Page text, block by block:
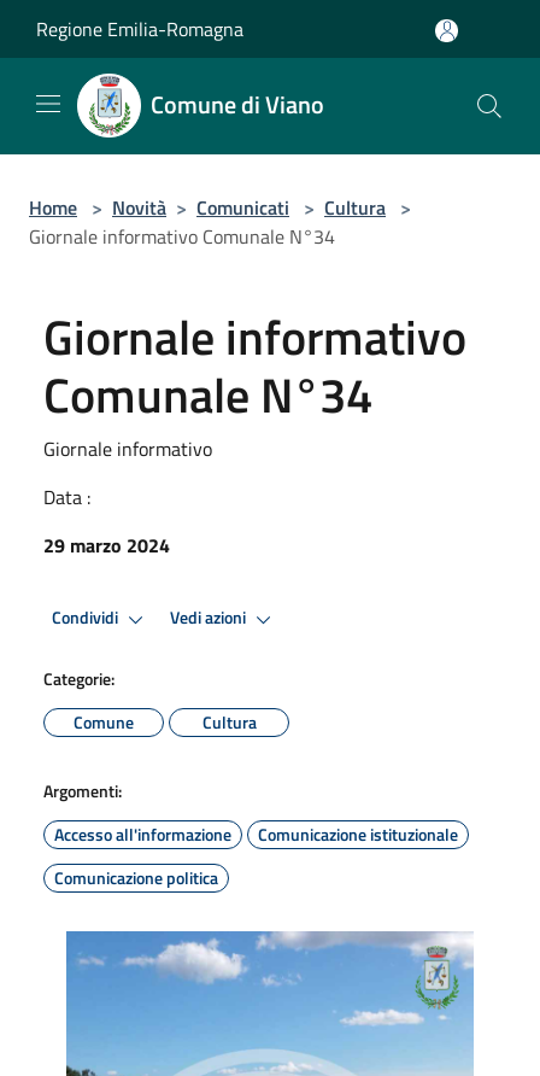
Regione Emilia-Romagna
Comune di Viano
Home > Novità > Comunicati > Cultura >
Giornale informativo Comunale N°34
Giornale informativo
Comunale N°34
Giornale informativo
Data :
29 marzo 2024
Condividi Vedi azioni
Categorie:
Comune
Cultura
Argomenti:
Accesso all'informazione
Comunicazione istituzionale
Comunicazione politica